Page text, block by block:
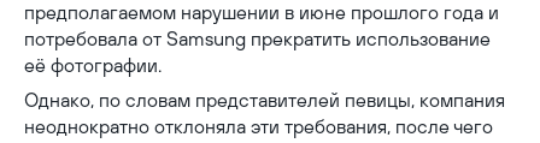
предполагаемом нарушении в июне прошлого года и
потребовала от Samsung прекратить использование
её фотографии.
Однако, по словам представителей певицы, компания
неоднократно отклоняла эти требования, после чего